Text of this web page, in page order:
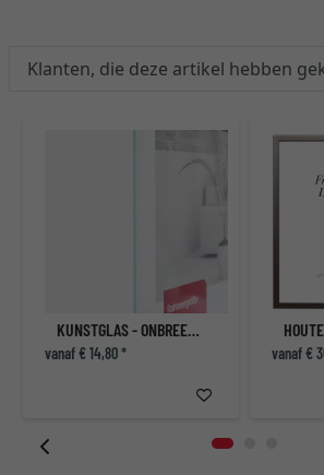
Klanten, die deze artikel hebben
KUNSTGLAS - ONBREEKBAAR AREFLEXIE-ACRYLGLAS
vanaf € 14,80 * vanaf €